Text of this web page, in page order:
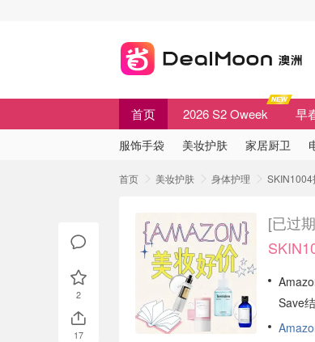
首页 2026 S2 Oweek 早
服饰手袋 美妆护肤 家居厨卫
首页 美妆护肤 身体护理 SKIN1004
[已过
Save
2
17